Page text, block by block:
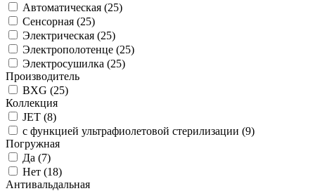
Автоматическая (25)
Сенсорная (25)
Электрическая (25)
Электрополотенце (25)
Электросушилка (25)
Производитель
BXG (25)
Коллекция
JET (8)
с функцией ультрафиолетовой стерилизации (9)
Погружная
Да (7)
Нет (18)
Антивальдальная